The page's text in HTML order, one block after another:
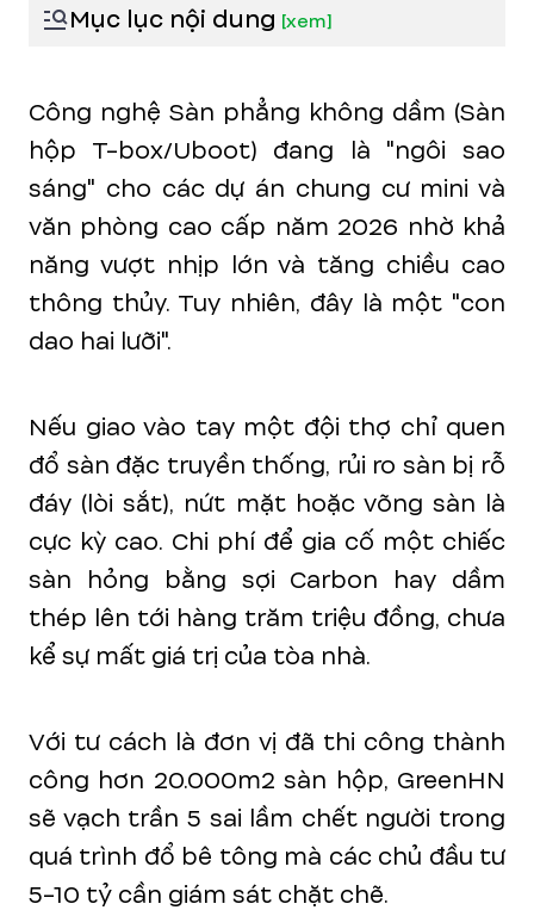
Mục lục nội dung [xem]
Công nghệ Sàn phẳng không dầm (Sàn
hộp T-box/Uboot) đang là "ngôi sao
sáng" cho các dự án chung cư mini và
văn phòng cao cấp năm 2026 nhờ khả
năng vượt nhịp lớn và tăng chiều cao
thông thủy. Tuy nhiên, đây là một "con
dao hai lưỡi".
Nếu giao vào tay một đội thợ chỉ quen
đổ sàn đặc truyền thống, rủi ro sàn bị rỗ
đáy (lòi sắt), nứt mặt hoặc võng sàn là
cực kỳ cao. Chi phí để gia cố một chiếc
sàn hỏng bằng sợi Carbon hay dầm
thép lên tới hàng trăm triệu đồng, chưa
kể sự mất giá trị của tòa nhà.
Với tư cách là đơn vị đã thi công thành
công hơn 20.000m2 sàn hộp, GreenHN
sẽ vạch trần 5 sai lầm chết người trong
quá trình đổ bê tông mà các chủ đầu tư
5-10 tỷ cần giám sát chặt chẽ.